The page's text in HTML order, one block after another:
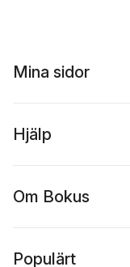
Mina sidor
Hjälp
Om Bokus
Populärt